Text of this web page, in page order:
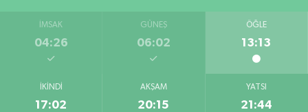
İMSAK
04:26
GÜNEŞ
06:02
ÖĞLE
13:13
İKINDI
17:02
AKŞAM
20:15
YATSI
21:44